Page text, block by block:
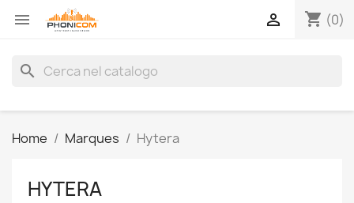
 shopping_cart (0)

search
Home Marques Hytera
HYTERA